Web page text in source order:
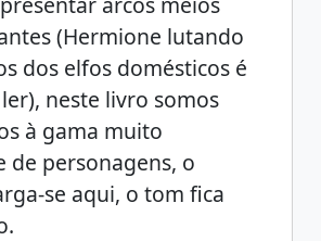
(Hermione lutando
dos elfos domésticos é
neste livro somos
à gama muito
de personagens, o
se aqui, o tom fica